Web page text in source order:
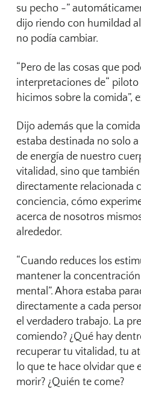
su pecho -”
dijo riendo con humildad
no podía cambiar.
“Pero de las cosas que
interpretaciones de“
hicimos sobre la comida”,
Dijo además que la
estaba destinada no solo
de energía de nuestro
vitalidad, sino que
directamente relacionada
conciencia, cómo
acerca de nosotros
alrededor.
“Cuando reduces los
mantener la
mental”. Ahora estaba
directamente a cada
el verdadero trabajo. La
comiendo? ¿Qué hay
recuperar tu vitalidad, tu
lo que te hace olvidar que
morir? ¿Quién te come?